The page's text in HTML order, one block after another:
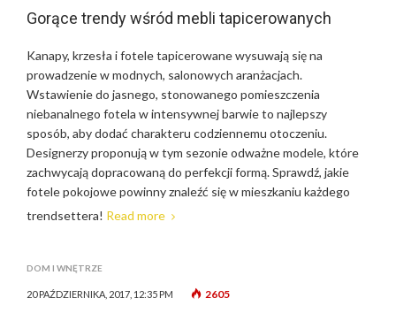
Gorące trendy wśród mebli tapicerowanych
Kanapy, krzesła i fotele tapicerowane wysuwają się na
prowadzenie w modnych, salonowych aranżacjach.
Wstawienie do jasnego, stonowanego pomieszczenia
niebanalnego fotela w intensywnej barwie to najlepszy
sposób, aby dodać charakteru codziennemu otoczeniu.
Designerzy proponują w tym sezonie odważne modele, które
zachwycają dopracowaną do perfekcji formą. Sprawdź, jakie
fotele pokojowe powinny znaleźć się w mieszkaniu każdego
trendsettera! Read more
DOM I WNĘTRZE
20 PAŹDZIERNIKA, 2017, 12:35 PM 2605